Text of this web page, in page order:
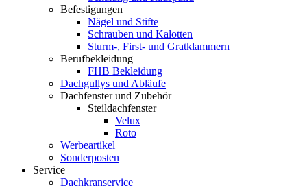
Befestigungen
Nägel und Stifte
Schrauben und Kalotten
Sturm-, First- und Gratklammern
Berufbekleidung
FHB Bekleidung
Dachgullys und Abläufe
Dachfenster und Zubehör
Steildachfenster
Velux
Roto
Werbeartikel
Sonderposten
Service
Dachkranservice